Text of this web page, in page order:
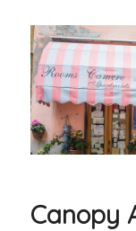
Canopy